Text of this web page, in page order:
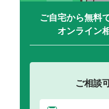
ご自宅から無料
オンライン
ご相談